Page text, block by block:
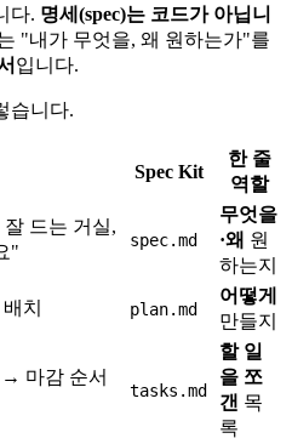
다. 명세(spec)는 코드가 아닙니
"내가 무엇을, 왜 원하는가"를
입니다.
습니다.
Spec Kit
한 줄
역할
드는 거실,
"
spec.md
무엇을
·왜 원
하는지
치 plan.md
어떻게
만들지
마감 순서
tasks.md
할 일
을 쪼
갠 목
록